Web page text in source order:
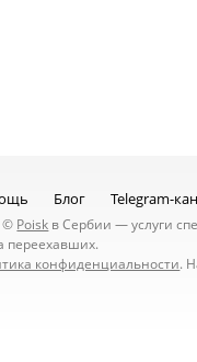
Блог Telegram-
© Poisk в Сербии — услуги
переехавших.
конфиденциальности.